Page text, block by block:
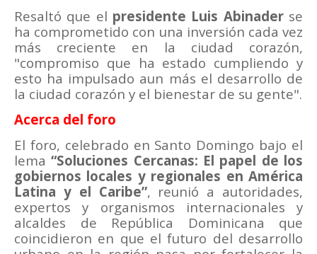
Resaltó que el presidente Luis Abinader se
ha comprometido con una inversión cada vez
más creciente en la ciudad corazón,
"compromiso que ha estado cumpliendo y
esto ha impulsado aun más el desarrollo de
la ciudad corazón y el bienestar de su gente".
Acerca del foro
El foro, celebrado en Santo Domingo bajo el
lema“Soluciones Cercanas: El papel de los
gobiernos locales y regionales en América
Latina y el Caribe”, reunió a autoridades,
expertos y organismos internacionales y
alcaldes de República Dominicana que
coincidieron en que el futuro del desarrollo